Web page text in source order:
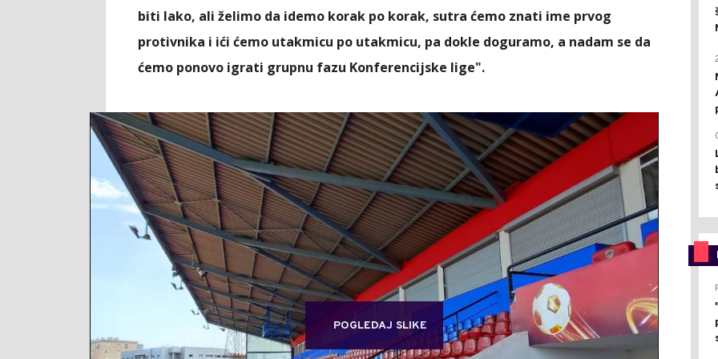
biti lako, ali želimo da idemo korak po korak, sutra ćemo znati ime prvog
protivnika i ići ćemo utakmicu po utakmicu, pa dokle doguramo, a nadam se da
ćemo ponovo igrati grupnu fazu Konferencijske lige".
POGLEDAJ SLIKE